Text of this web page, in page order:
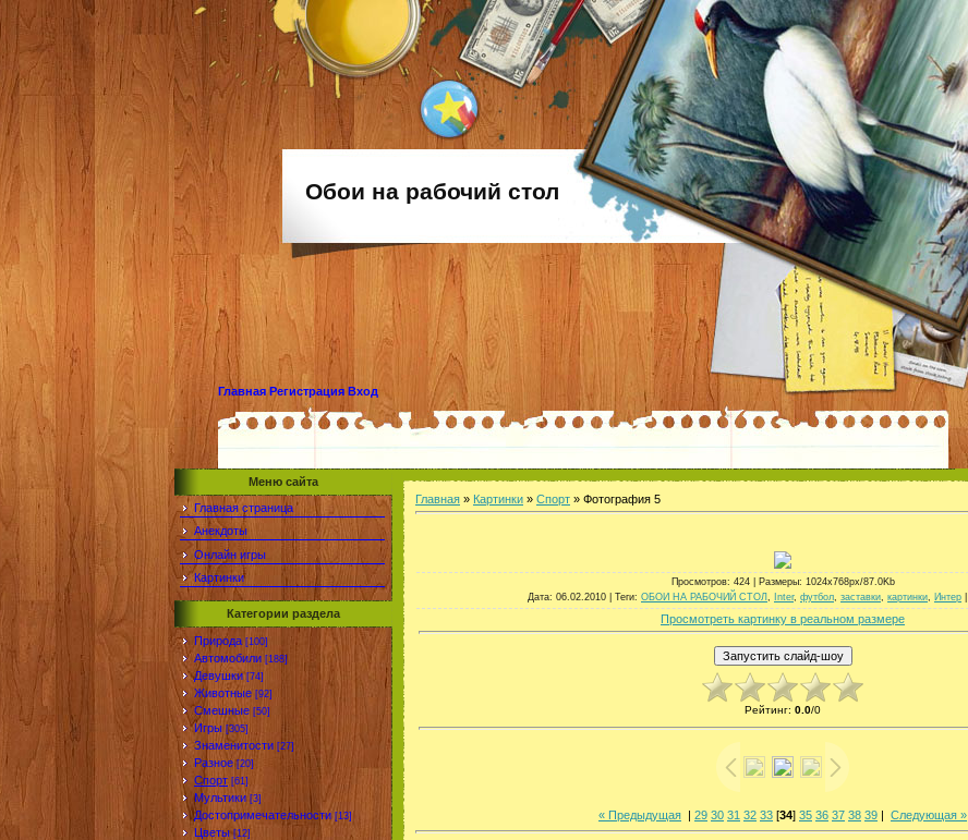
Обои на рабочий стол
Главная Регистрация Вход
Меню сайта
Главная страница
Анекдоты
Онлайн игры
Картинки
Категории раздела
Природа [100]
Автомобили [188]
Девушки [74]
Животные [92]
Смешные [50]
Игры [305]
Знаменитости [27]
Разное [20]
Спорт [61]
Мультики [3]
Достопримечательности [13]
Цветы [12]
Главная » Картинки » Спорт » Фотография 5
Просмотров: 424 | Размеры: 1024x768px/87.0Kb
Дата: 06.02.2010 | Теги: ОБОИ НА РАБОЧИЙ СТОЛ Inter, футбол заставки картинки Интер
Просмотреть картинку в реальном размере
Рейтинг: 0.0/0
« Предыдущая | 29 30 31 32 33 [34] 35 36 37 38 39 | Следующая »